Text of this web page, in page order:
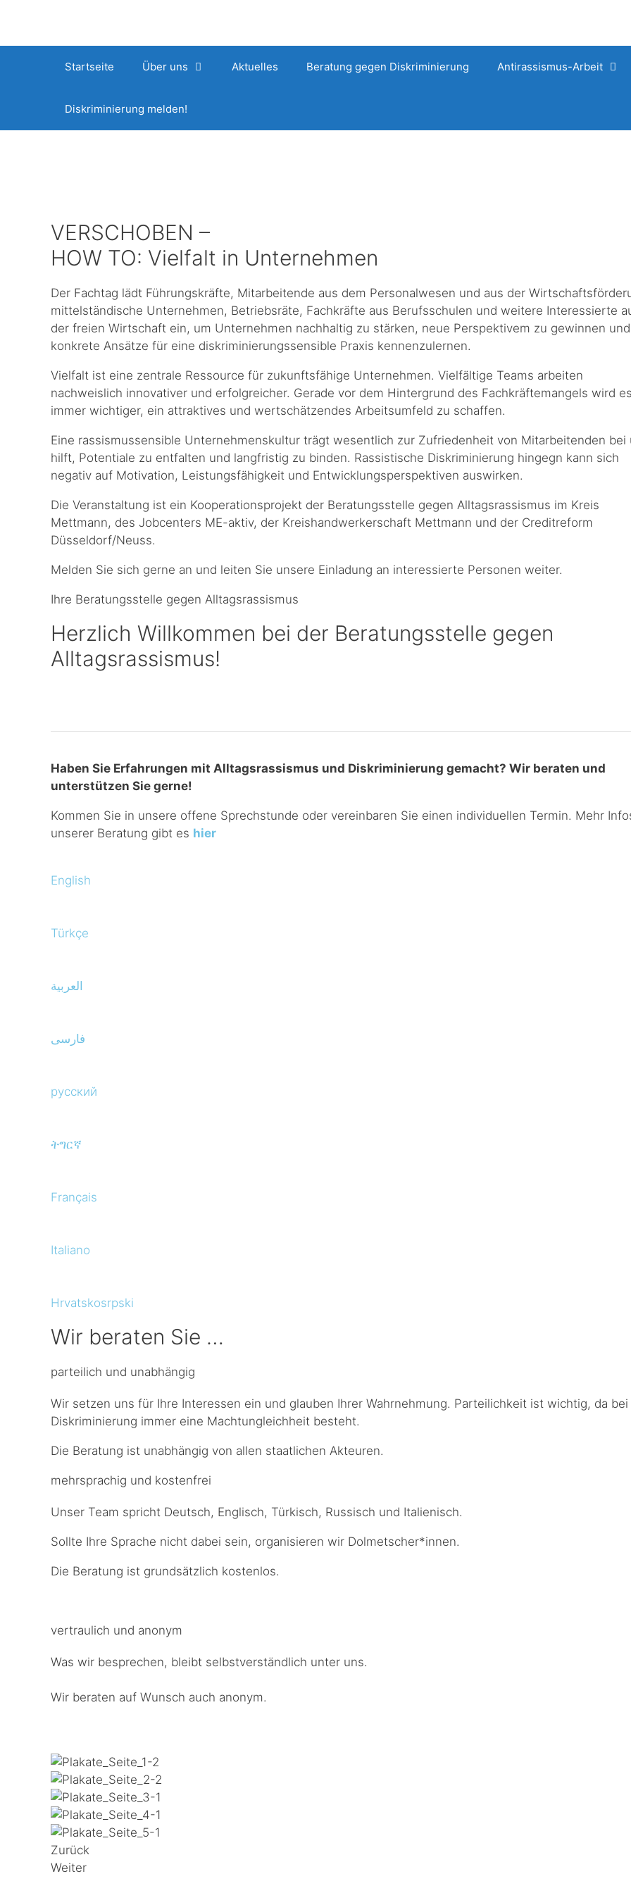
springen
Startseite Über uns Aktuelles Beratung gegen Diskriminierung Antirassismus-Arbeit
Diskriminierung melden!
VERSCHOBEN –
HOW TO: Vielfalt in Unternehmen
Der Fachtag lädt Führungskräfte, Mitarbeitende aus dem Personalwesen und aus der
mittelständische Unternehmen, Betriebsräte, Fachkräfte aus Berufsschulen und weitere Interessierte
der freien Wirtschaft ein, um Unternehmen nachhaltig zu stärken, neue Perspektivem zu gewinnen und
konkrete Ansätze für eine diskriminierungssensible Praxis kennenzulernen.
Vielfalt ist eine zentrale Ressource für zukunftsfähige Unternehmen. Vielfältige Teams arbeiten
nachweislich innovativer und erfolgreicher. Gerade vor dem Hintergrund des Fachkräftemangels wird
immer wichtiger, ein attraktives und wertschätzendes Arbeitsumfeld zu schaffen.
Eine rassismussensible Unternehmenskultur trägt wesentlich zur Zufriedenheit von Mitarbeitenden bei
hilft, Potentiale zu entfalten und langfristig zu binden. Rassistische Diskriminierung hingegn kann sich
negativ auf Motivation, Leistungsfähigkeit und Entwicklungsperspektiven auswirken.
Die Veranstaltung ist ein Kooperationsprojekt der Beratungsstelle gegen Alltagsrassismus im Kreis
Mettmann, des Jobcenters ME-aktiv, der Kreishandwerkerschaft Mettmann und der Creditreform
Düsseldorf/Neuss.
Melden Sie sich gerne an und leiten Sie unsere Einladung an interessierte Personen weiter.
Ihre Beratungsstelle gegen Alltagsrassismus
Herzlich Willkommen bei der Beratungsstelle gegen
Alltagsrassismus!
Haben Sie Erfahrungen mit Alltagsrassismus und Diskriminierung gemacht? Wir beraten und
unterstützen Sie gerne!
Kommen Sie in unsere offene Sprechstunde oder vereinbaren Sie einen individuellen Termin. Mehr
unserer Beratung gibt es hier
English
Türkçe
العربية
فارسی
русский
ትግርኛ
Français
Italiano
Hrvatskosrpski
Wir beraten Sie …
parteilich und unabhängig
Wir setzen uns für Ihre Interessen ein und glauben Ihrer Wahrnehmung. Parteilichkeit ist wichtig, da bei
Diskriminierung immer eine Machtungleichheit besteht.
Die Beratung ist unabhängig von allen staatlichen Akteuren.
mehrsprachig und kostenfrei
Unser Team spricht Deutsch, Englisch, Türkisch, Russisch und Italienisch.
Sollte Ihre Sprache nicht dabei sein, organisieren wir Dolmetscher*innen.
Die Beratung ist grundsätzlich kostenlos.
vertraulich und anonym
Was wir besprechen, bleibt selbstverständlich unter uns.
Wir beraten auf Wunsch auch anonym.
Zurück
Weiter